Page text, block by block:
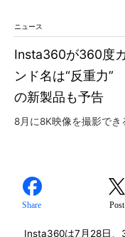
ニュース
Insta360が360度
ンド名は“反重力
の新製品も予告
8月に8K映像を撮影でき
Share Post
Insta360は7月28日、